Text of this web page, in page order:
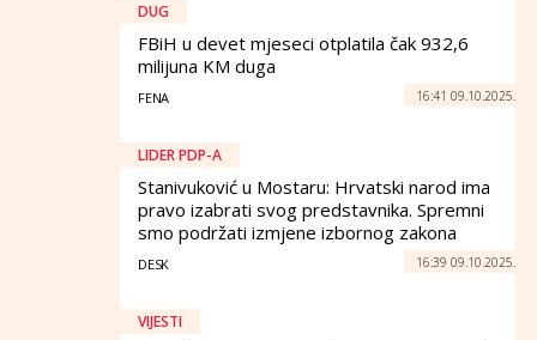
DUG
FBiH u devet mjeseci otplatila čak 932,6
milijuna KM duga
FENA 16:41 09.10.2025.
LIDER PDP-A
Stanivuković u Mostaru: Hrvatski narod ima
pravo izabrati svog predstavnika. Spremni
smo podržati izmjene izbornog zakona
DESK 16:39 09.10.2025.
VIJESTI